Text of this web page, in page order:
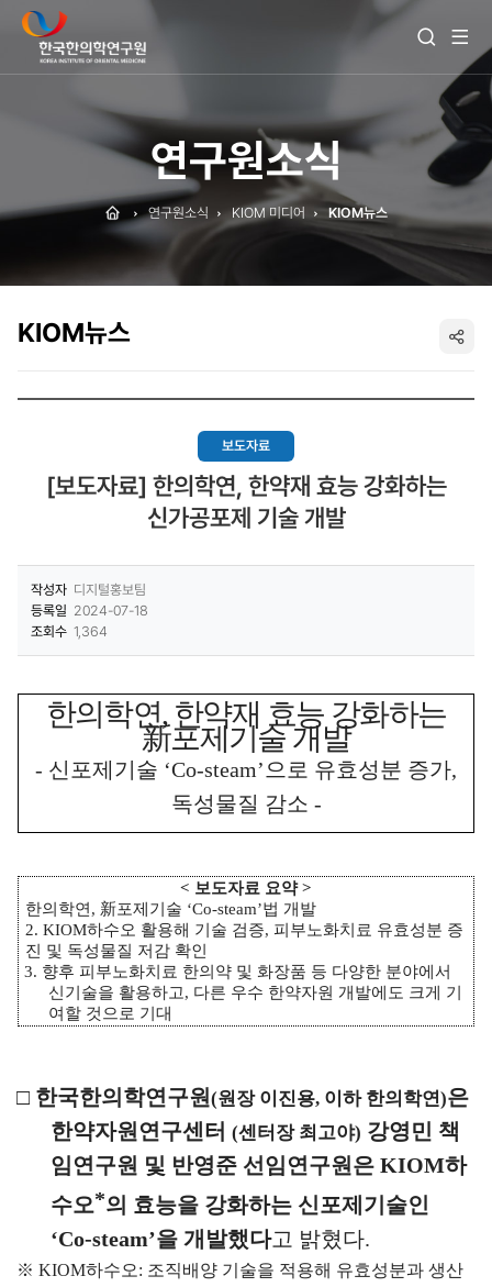
열
기
메
보
연구원소식
KIOM뉴스
Home연구원소식 KIOM 미디어 KIOM뉴스
공
보도자료
[보도자료] 한의학연, 한약재 효능 강화하는
신가공포제 기술 개발
작성자 디지털홍보팀
등록일 2024-07-18
조회수 1,364
한의학연, 한약재 효능 강화하는
新포제기술 개발
- 신포제기술 ‘Co-steam’ 으로 유효성분 증가,
독성물질 감소 -
< 보도자료 요약>
한의학연 , 新포제기술 ‘Co-steam’법 개발
2. KIOM하수오 활용해 기술 검증, 피부노화치료 유효성분 증
진 및 독성물질 저감 확인
3. 향후 피부노화치료 한의약 및 화장품 등 다양한 분야에서
신기술을 활용하고, 다른 우수 한약자원 개발에도 크게 기
여할 것으로 기대
□ 한국한의학연구원(원장 이진용, 이하 한의학연)은
한약자원연구센터 (센터장 최고야) 강영민 책
임연구원 및 반영준 선임연구원은 KIOM하
수오*의 효능을 강화하는 신포제기술인
‘Co-steam’을 개발했다고 밝혔다.
※KIOM하수오: 조직배양 기술을 적용해 유효성분과 생산